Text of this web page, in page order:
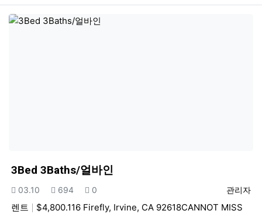
3Bed 3Baths/얼바인
등록자
관리자
등록일
03.10 조회
694 추천
0
렌트
$4,800.116 Firefly, Irvine, CA 92618CANNOT MISS